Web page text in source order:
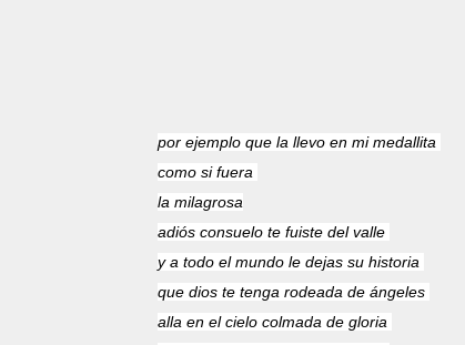
por ejemplo que la llevo en mi medallita
como si fuera
la milagrosa
adiós consuelo te fuiste del valle
y a todo el mundo le dejas su historia
que dios te tenga rodeada de ángeles
alla en el cielo colmada de gloria